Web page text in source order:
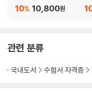
사능력검정시험 심화
10,800원
10%
험
관련 분류
국내도서 수험서 자격증